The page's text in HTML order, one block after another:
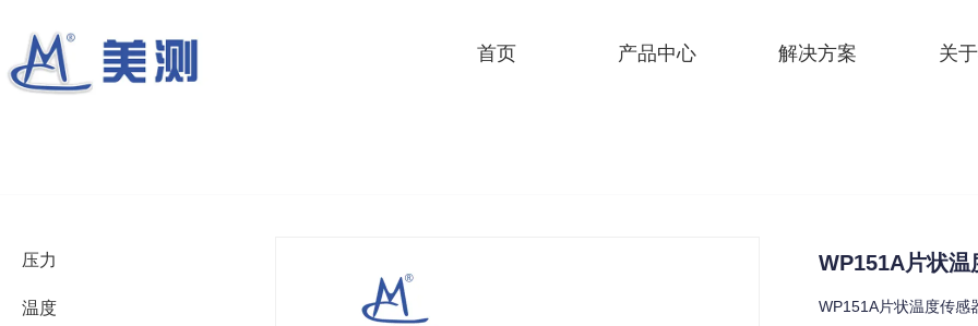
首页 产品中心 解决方案 关
压力
温度
WP151A片状温
WP151A片状温度传感